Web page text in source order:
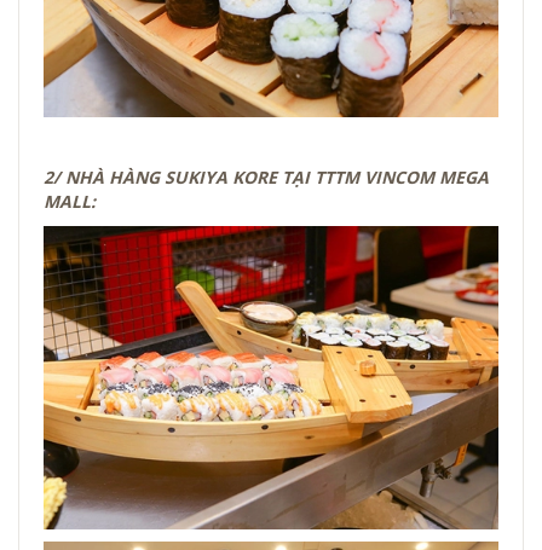
2/ NHÀ HÀNG SUKIYA KORE TẠI TTTM VINCOM MEGA
MALL: